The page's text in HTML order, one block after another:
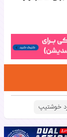
خوشتیپ